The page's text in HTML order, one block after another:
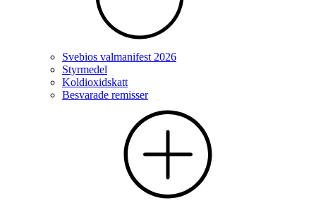
Svebios valmanifest 2026
Styrmedel
Koldioxidskatt
Besvarade remisser